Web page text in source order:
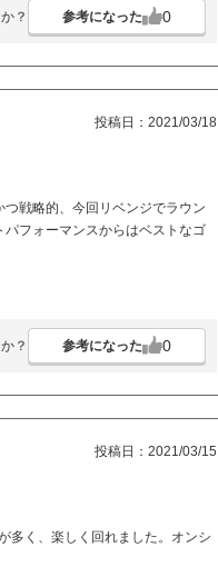
？ 参考になった 0
投稿日：2021/03/18
戦略的、今回リベンジでラウン
フォーマンスからはベストなゴ
？ 参考になった 0
投稿日：2021/03/15
多く、楽しく回れました。オンシ